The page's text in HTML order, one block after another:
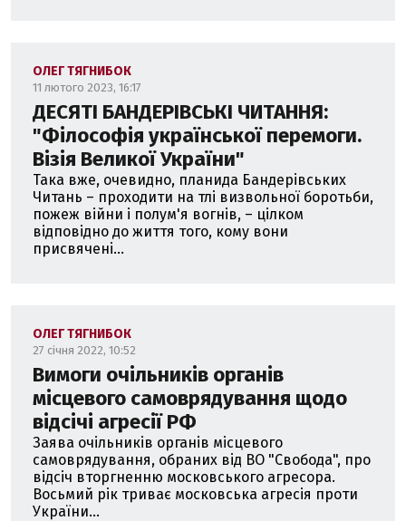
ОЛЕГ ТЯГНИБОК
11 лютого 2023, 16:17
ДЕСЯТІ БАНДЕРІВСЬКІ ЧИТАННЯ:
"Філософія української перемоги.
Візія Великої України"
Така вже, очевидно, планида Бандерівських
Читань – проходити на тлі визвольної боротьби,
пожеж війни і полум'я вогнів, – цілком
відповідно до життя того, кому вони
присвячені...
ОЛЕГ ТЯГНИБОК
27 січня 2022, 10:52
Вимоги очільників органів
місцевого самоврядування щодо
відсічі агресії РФ
Заява очільників органів місцевого
самоврядування, обраних від ВО "Свобода", про
відсіч вторгненню московського агресора.
Восьмий рік триває московська агресія проти
України...